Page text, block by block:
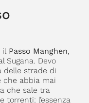
il Passo Manghen,
Sugana. Devo
delle strade di
che abbia mai
che sale tra
torrenti: l’essenza